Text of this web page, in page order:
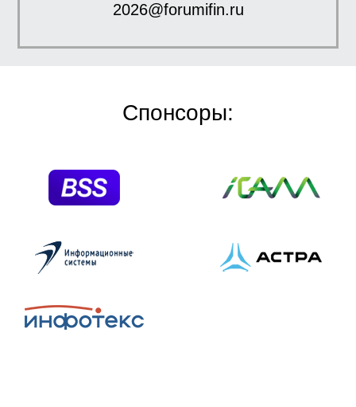
2026@forumifin.ru
Спонсоры: